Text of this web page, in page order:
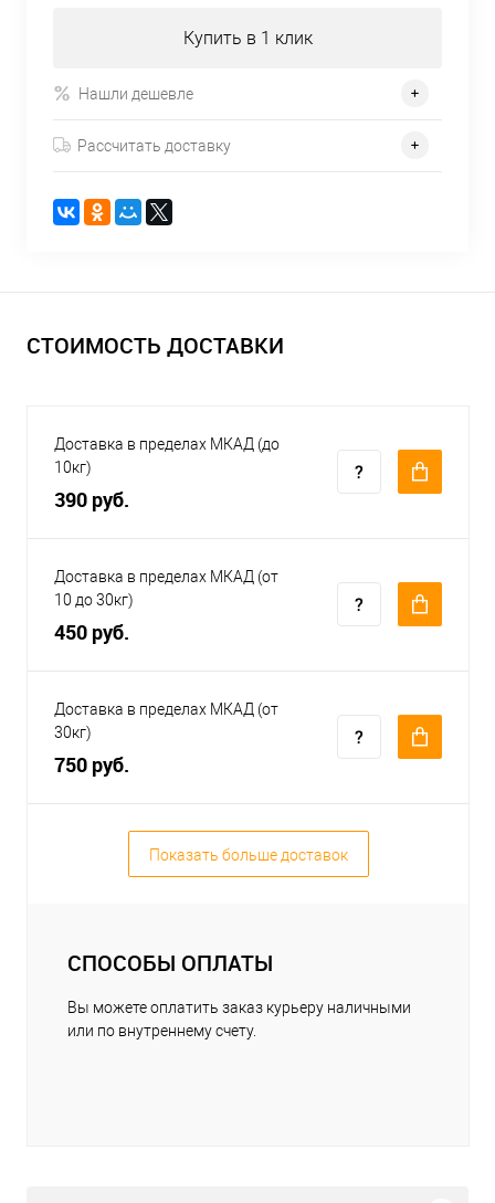
Купить в 1 клик
Нашли дешевле
Рассчитать доставку
СТОИМОСТЬ ДОСТАВКИ
Доставка в пределах МКАД (до
10кг)
390 руб.
Доставка в пределах МКАД (от
10 до 30кг)
450 руб.
Доставка в пределах МКАД (от
30кг)
750 руб.
Показать больше доставок
СПОСОБЫ ОПЛАТЫ
Вы можете оплатить заказ курьеру наличными
или по внутреннему счету.